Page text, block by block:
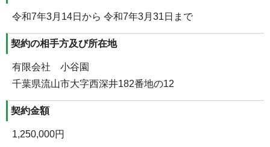
令和7年3月14日から 令和7年3月31日まで
契約の相手方及び所在地
有限会社 小谷園
千葉県流山市大字西深井182番地の12
契約金額
1,250,000円